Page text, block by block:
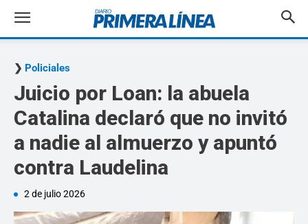
Policiales
Juicio por Loan: la abuela
Catalina declaró que no invitó
a nadie al almuerzo y apuntó
contra Laudelina
2 de julio 2026